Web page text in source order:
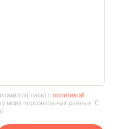
сполитикой
моих персональных данных. С